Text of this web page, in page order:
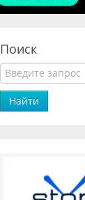
Поиск
Найти